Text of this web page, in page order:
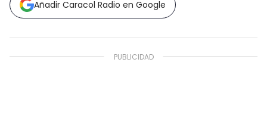
Añadir Caracol Radio en Google